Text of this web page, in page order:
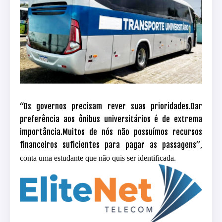
“Os governos precisam rever suas prioridades.Dar
preferência aos ônibus universitários é de extrema
importância.Muitos de nós não possuímos recursos
financeiros suficientes para pagar as passagens”,
conta uma estudante que não quis ser identificada.